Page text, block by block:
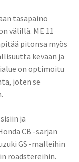
tasapaino
välillä. ME 11
pitonsa myös
kevään ja
on optimoitu
joten se
ja
CB -sarjan
GS -malleihin
roadstereihin.